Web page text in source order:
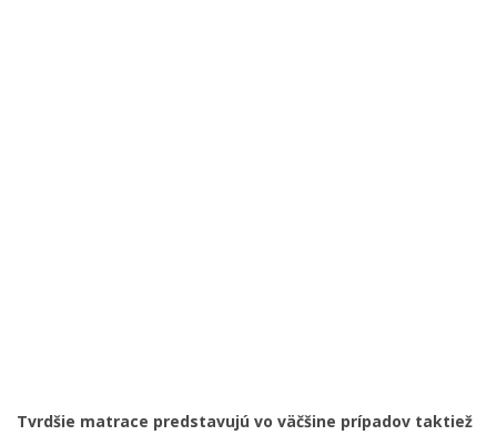
Tvrdšie matrace predstavujú vo väčšine prípadov taktiež